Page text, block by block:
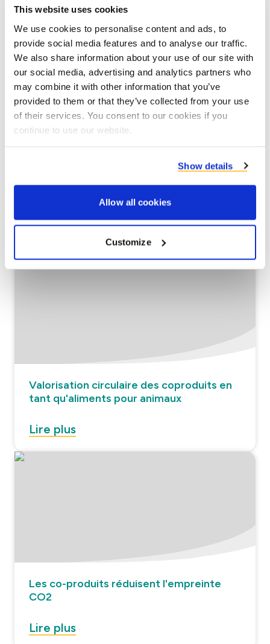
This website uses cookies
We use cookies to personalise content and ads, to
provide social media features and to analyse our traffic.
We also share information about your use of our site with
our social media, advertising and analytics partners who
may combine it with other information that you’ve
provided to them or that they’ve collected from your use
of their services. You consent to our cookies if you
continue to use our website.
Show details
Allow all cookies
Customize
La durabilité en pratique
Alimentation animale circulaire basée sur
des coproduits locaux
Lire plus
Valorisation circulaire des coproduits en
tant qu'aliments pour animaux
Lire plus
Les co-produits réduisent l'empreinte
CO2
Lire plus